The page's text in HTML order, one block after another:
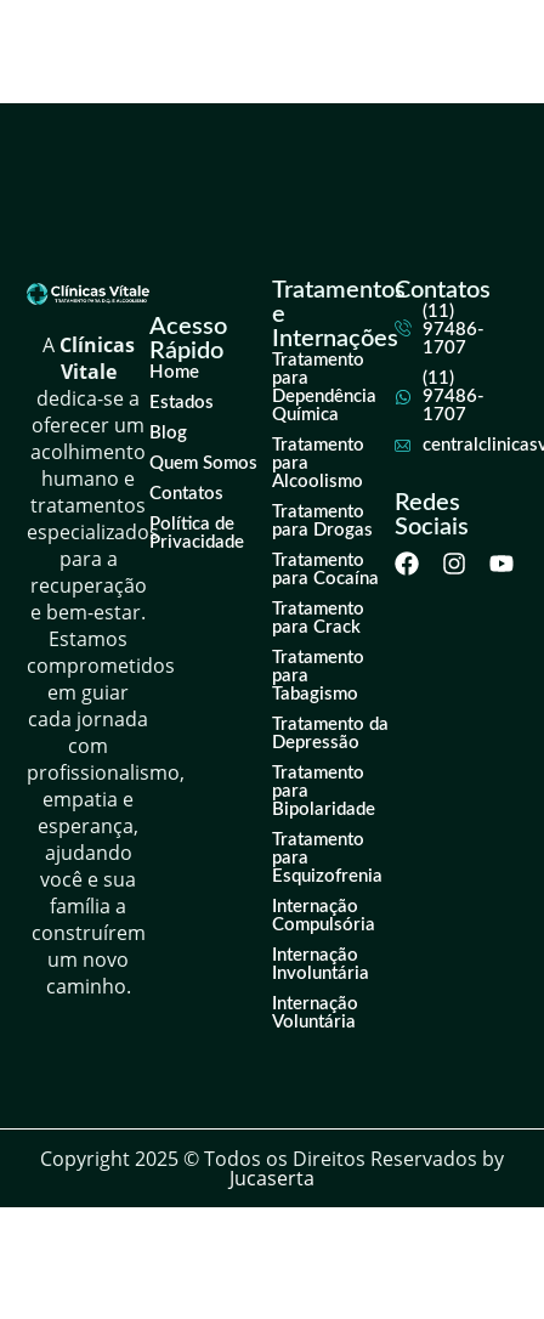
A Clínicas
Vitale
dedica-se a
oferecer um
acolhimento
humano e
tratamentos
especializados
para a
recuperação
e bem-estar.
Estamos
comprometidos
em guiar
cada jornada
com
profissionalismo,
empatia e
esperança,
ajudando
você e sua
família a
construírem
um novo
caminho.
Acesso
Rápido
Home
Estados
Blog
Quem Somos
Contatos
Política de
Privacidade
Tratamentos
e
Internações
Tratamento
para
Dependência
Química
Tratamento
para
Alcoolismo
Tratamento
para Drogas
Tratamento
para Cocaína
Tratamento
para Crack
Tratamento
para
Tabagismo
Tratamento da
Depressão
Tratamento
para
Bipolaridade
Tratamento
para
Esquizofrenia
Internação
Compulsória
Internação
Involuntária
Internação
Voluntária
Contatos
(11)
97486-
1707
(11)
97486-
1707
Redes
Sociais
Copyright 2025 © Todos os Direitos Reservados by
Jucaserta